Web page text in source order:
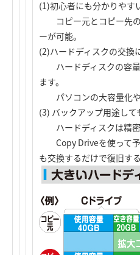
(1)初心者にも分かりやす
コピー元とコピー先の
ーが可能。
(2)ハードディスクの交換
ハードディスクの容量
ます。
パソコンの大容量化や
(3) バックアップ用途して
ハードディスクは精密
Copy Driveを使って予
も交換するだけで復旧す